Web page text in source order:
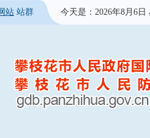
站 站群 今天是： 2026年8月6日